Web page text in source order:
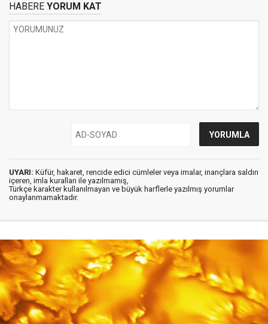
HABERE YORUM KAT
UYARI: Küfür, hakaret, rencide edici cümleler veya imalar, inançlara saldırı
içeren, imla kuralları ile yazılmamış,
Türkçe karakter kullanılmayan ve büyük harflerle yazılmış yorumlar
onaylanmamaktadır.